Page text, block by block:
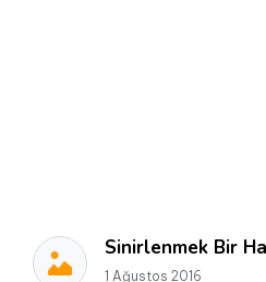
Sinirlenmek Bir
1 Ağustos 2016